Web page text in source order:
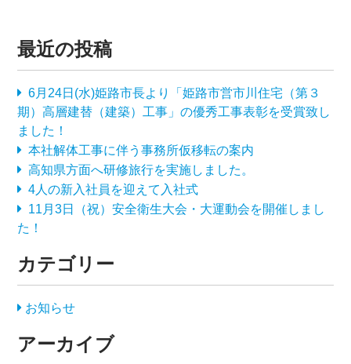
最近の投稿
6月24日(水)姫路市長より「姫路市営市川住宅（第３
期）高層建替（建築）工事」の優秀工事表彰を受賞致し
ました！
本社解体工事に伴う事務所仮移転の案内
高知県方面へ研修旅行を実施しました。
4人の新入社員を迎えて入社式
11月3日（祝）安全衛生大会・大運動会を開催しまし
た！
カテゴリー
お知らせ
アーカイブ